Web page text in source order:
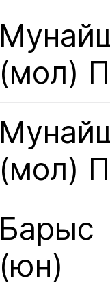
(мол)
(мол)
Барыс
(юн)